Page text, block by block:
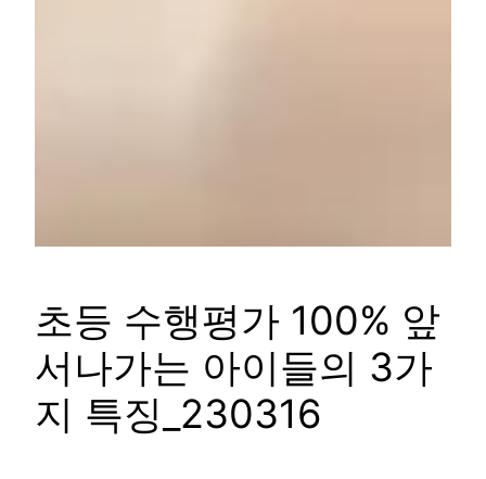
초등 수행평가 100% 앞
서나가는 아이들의 3가
지 특징_230316